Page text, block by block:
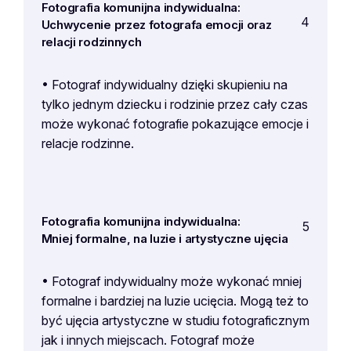
Fotografia komunijna indywidualna:
Uchwycenie przez fotografa emocji oraz
relacji rodzinnych
4
• Fotograf indywidualny dzięki skupieniu na
tylko jednym dziecku i rodzinie przez cały czas
może wykonać fotografie pokazujące emocje i
relacje rodzinne.
Fotografia komunijna indywidualna:
Mniej formalne, na luzie i artystyczne ujęcia
5
• Fotograf indywidualny może wykonać mniej
formalne i bardziej na luzie ucięcia. Mogą też to
być ujęcia artystyczne w studiu fotograficznym
jak i innych miejscach. Fotograf może